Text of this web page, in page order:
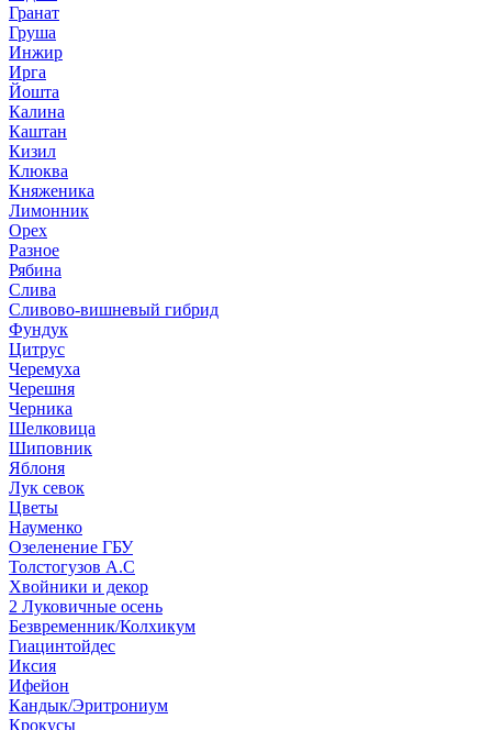
Гранат
Груша
Инжир
Ирга
Йошта
Калина
Каштан
Кизил
Клюква
Княженика
Лимонник
Орех
Разное
Рябина
Слива
Сливово-вишневый гибрид
Фундук
Цитрус
Черемуха
Черешня
Черника
Шелковица
Шиповник
Яблоня
Лук севок
Цветы
Науменко
Озеленение ГБУ
Толстогузов А.С
Хвойники и декор
2 Луковичные осень
Безвременник/Колхикум
Гиацинтойдес
Иксия
Ифейон
Кандык/Эритрониум
Крокусы